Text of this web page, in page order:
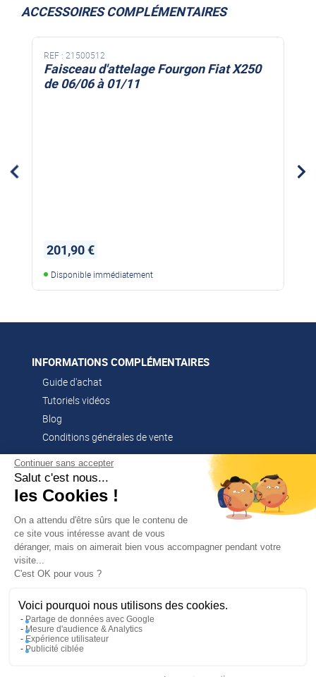
Continuer sans accepter
Salut c'est nous...
les Cookies !
On a attendu d'être sûrs que le contenu de
ce site vous intéresse avant de vous
déranger, mais on aimerait bien vous accompagner pendant votre
visite...
C'est OK pour vous ?
Voici pourquoi nous utilisons des cookies.
Partage de données avec Google
Mesure d'audience & Analytics
Expérience utilisateur
Publicité ciblée
ACCESSOIRES COMPLÉMENTAIRES
REF : 21500512
Faisceau d'attelage Fourgon Fiat X250
de 06/06 à 01/11
201,90 €
Disponible immédiatement
INFORMATIONS COMPLÉMENTAIRES
Guide d'achat
Tutoriels vidéos
Blog
Conditions générales de vente
CONTACT
02 51 52 26 57
contacts@franssen-loisirs.fr
NOS MARQUES PARTENAIRES
Altago
Multi-Mover
PROFITEZ DE -5 %
vous abonnant à notre newsletter !